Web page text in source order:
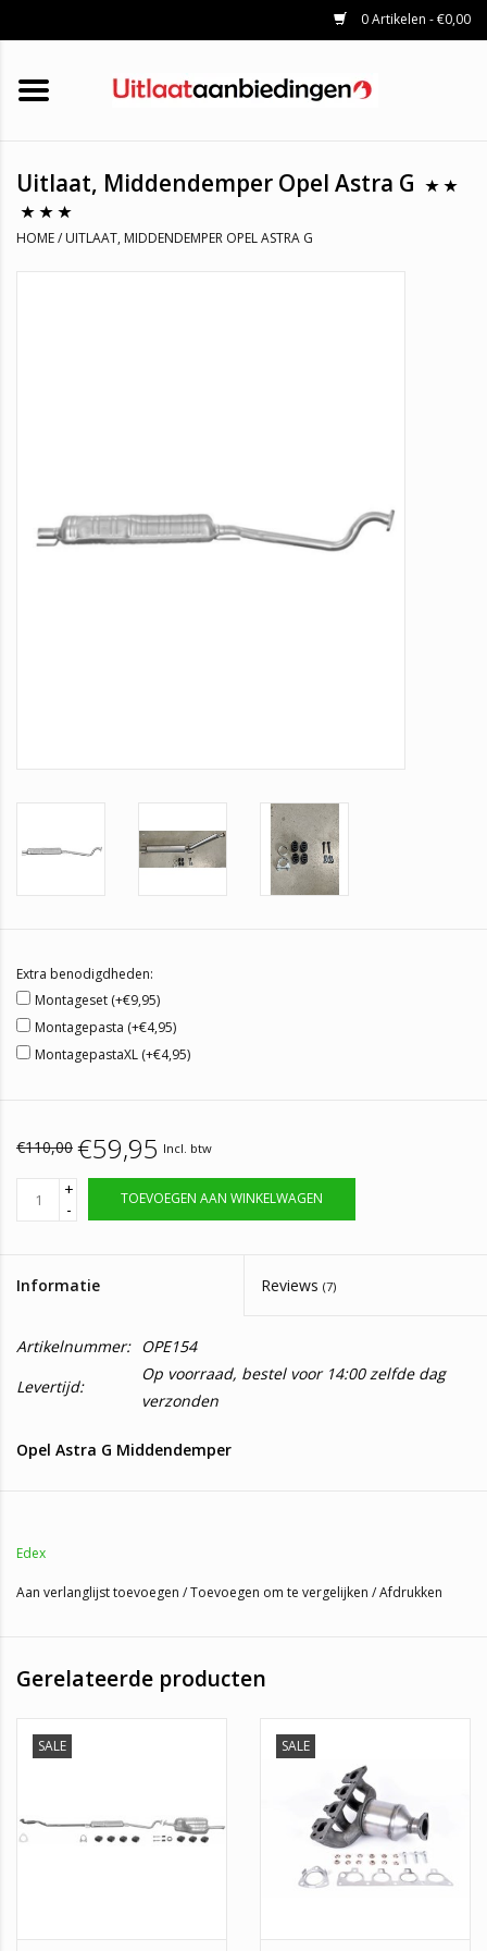
0 Artikelen - €0,00
HOME
KATALYSATOREN
UNIVERSELE UITLAATDELEN
MERKEN
Uitlaat, Middendemper Opel Astra G
HOME/ UITLAAT, MIDDENDEMPER OPEL ASTRA G
Extra benodigdheden:
Montageset (+€9,95)
Montagepasta (+€4,95)
MontagepastaXL (+€4,95)
€110,00 €59,95 Incl. btw
+
-
TOEVOEGEN AAN WINKELWAGEN
Informatie Reviews (7)
Artikelnummer: OPE154
Levertijd:
Op voorraad, bestel voor 14:00 zelfde dag
verzonden
Opel Astra G Middendemper
Deze Middendemper is geschikt voor:
Opel Astra G 1.6(55KW/75PK 1998 t/m 2001)
Voordelen Uitlaataanbiedingen:
- 3 Jaar garantie.
- Voor 3 uur besteld, volgende werkdag in huis.
Edex
Aan verlanglijst toevoegen /Toevoegen om te vergelijken /Afdrukken
Gerelateerde producten
SALE SALE